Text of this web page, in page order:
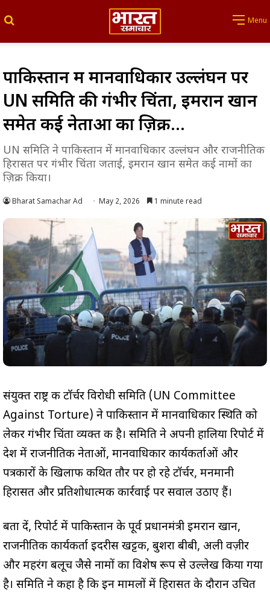
Menu
पाकिस्तान में मानवाधिकार उल्लंघन पर
UN समिति की गंभीर चिंता, इमरान खान
समेत कई नेताओं का ज़िक्र…
UN समिति ने पाकिस्तान में मानवाधिकार उल्लंघन और राजनीतिक
हिरासत पर गंभीर चिंता जताई, इमरान खान समेत कई नामों का
ज़िक्र किया।
Bharat Samachar Ad May 2, 2026 1 minute read
संयुक्त राष्ट्र की टॉर्चर विरोधी समिति (UN Committee
Against Torture) ने पाकिस्तान में मानवाधिकार स्थिति को
लेकर गंभीर चिंता व्यक्त की है। समिति ने अपनी हालिया रिपोर्ट में
देश में राजनीतिक नेताओं, मानवाधिकार कार्यकर्ताओं और
पत्रकारों के खिलाफ कथित तौर पर हो रहे टॉर्चर, मनमानी
हिरासत और प्रतिशोधात्मक कार्रवाई पर सवाल उठाए हैं।
बता दें, रिपोर्ट में पाकिस्तान के पूर्व प्रधानमंत्री इमरान खान,
राजनीतिक कार्यकर्ता इदरीस खट्टक, बुशरा बीबी, अली वज़ीर
और महरंग बलूच जैसे नामों का विशेष रूप से उल्लेख किया गया
है। समिति ने कहा है कि इन मामलों में हिरासत के दौरान उचित